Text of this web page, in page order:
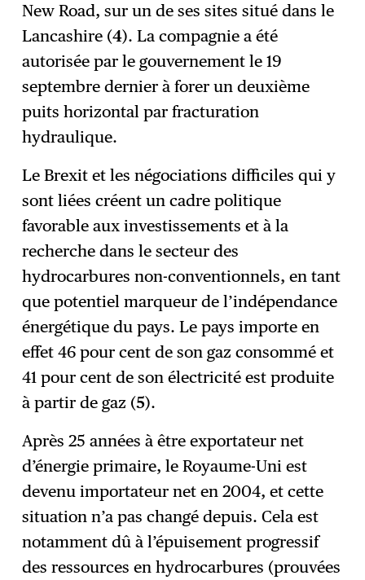
New Road, sur un de ses sites situé dans le
Lancashire (4). La compagnie a été
autorisée par le gouvernement le 19
septembre dernier à forer un deuxième
puits horizontal par fracturation
hydraulique.
Le Brexit et les négociations difficiles qui y
sont liées créent un cadre politique
favorable aux investissements et à la
recherche dans le secteur des
hydrocarbures non-conventionnels, en tant
que potentiel marqueur de l’indépendance
énergétique du pays. Le pays importe en
effet 46 pour cent de son gaz consommé et
41 pour cent de son électricité est produite
à partir de gaz (5).
Après 25 années à être exportateur net
d’énergie primaire, le Royaume-Uni est
devenu importateur net en 2004, et cette
situation n’a pas changé depuis. Cela est
notamment dû à l’épuisement progressif
des ressources en hydrocarbures (prouvées